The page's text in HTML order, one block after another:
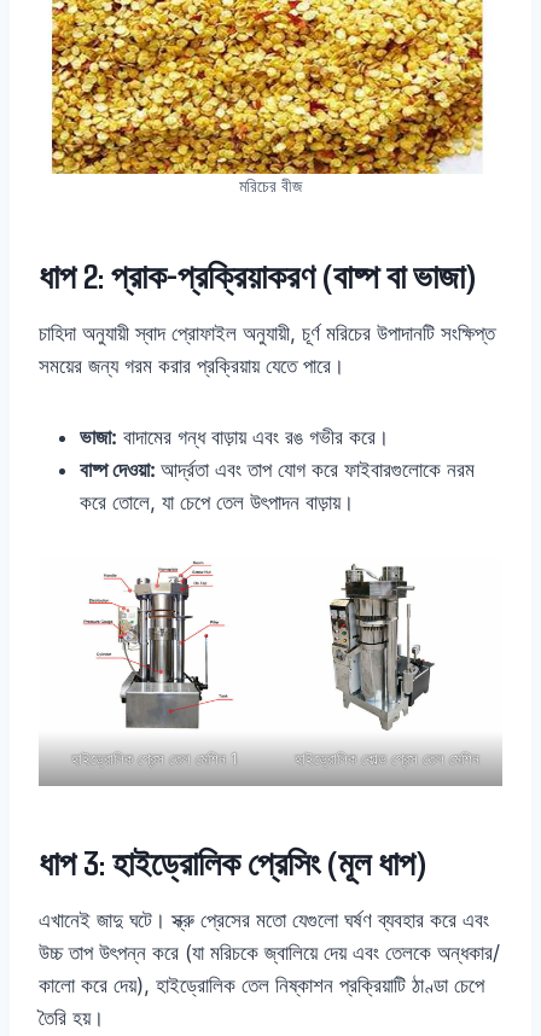
মরিচের বীজ
ধাপ 2: প্রাক-প্রক্রিয়াকরণ (বাষ্প বা ভাজা)
চাহিদা অনুযায়ী স্বাদ প্রোফাইল অনুযায়ী, চূর্ণ মরিচের উপাদানটি সংক্ষিপ্ত
সময়ের জন্য গরম করার প্রক্রিয়ায় যেতে পারে।
ভাজা: বাদামের গন্ধ বাড়ায় এবং রঙ গভীর করে।
বাষ্প দেওয়া: আর্দ্রতা এবং তাপ যোগ করে ফাইবারগুলোকে নরম
করে তোলে, যা চেপে তেল উৎপাদন বাড়ায়।
হাইড্রোলিক প্রেস তেল মেশিন 1 হাইড্রোলিক কোল্ড প্রেস তেল মেশিন
ধাপ 3: হাইড্রোলিক প্রেসিং (মূল ধাপ)
এখানেই জাদু ঘটে। স্ক্রু প্রেসের মতো যেগুলো ঘর্ষণ ব্যবহার করে এবং
উচ্চ তাপ উৎপন্ন করে (যা মরিচকে জ্বালিয়ে দেয় এবং তেলকে অন্ধকার/
কালো করে দেয়), হাইড্রোলিক তেল নিষ্কাশন প্রক্রিয়াটি ঠাণ্ডা চেপে
তৈরি হয়।